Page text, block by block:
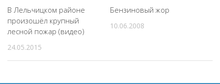
В Лельчицком районе
произошёл крупный
лесной пожар (видео)
24.05.2015
Бензиновый жор
10.06.2008